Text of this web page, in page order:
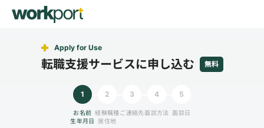
Apply for Use
転職支援サービスに申し込む 無料
1
お名前
生年月日
2
経験職種
居住地
3
ご連絡先
4
面談方法
5
面談日